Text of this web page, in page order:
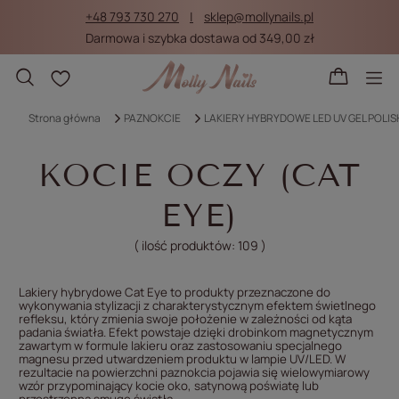
+48 793 730 270
sklep@mollynails.pl
Darmowa i szybka dostawa od 349,00 zł
Listy zakupowe
Strona główna PAZNOKCIE LAKIERY HYBRYDOWE LED UV GEL
KOCIE OCZY (CAT
EYE)
( ilość produktów: 109 )
Lakiery hybrydowe Cat Eye to produkty przeznaczone do
wykonywania stylizacji z charakterystycznym efektem świetlnego
refleksu, który zmienia swoje położenie w zależności od kąta
padania światła. Efekt powstaje dzięki drobinkom magnetycznym
zawartym w formule lakieru oraz zastosowaniu specjalnego
magnesu przed utwardzeniem produktu w lampie UV/LED. W
rezultacie na powierzchni paznokcia pojawia się wielowymiarowy
wzór przypominający kocie oko, satynową poświatę lub